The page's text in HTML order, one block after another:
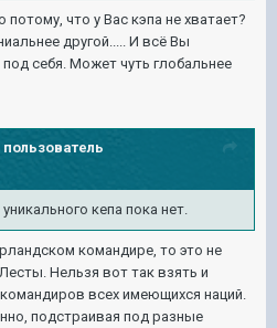
что у Вас кэпа не хватает?
другой..... И всё Вы
себя. Может чуть глобальнее
пользователь
кепа пока нет.
командире, то это не
Нельзя вот так взять и
всех имеющихся наций.
подстраивая под разные